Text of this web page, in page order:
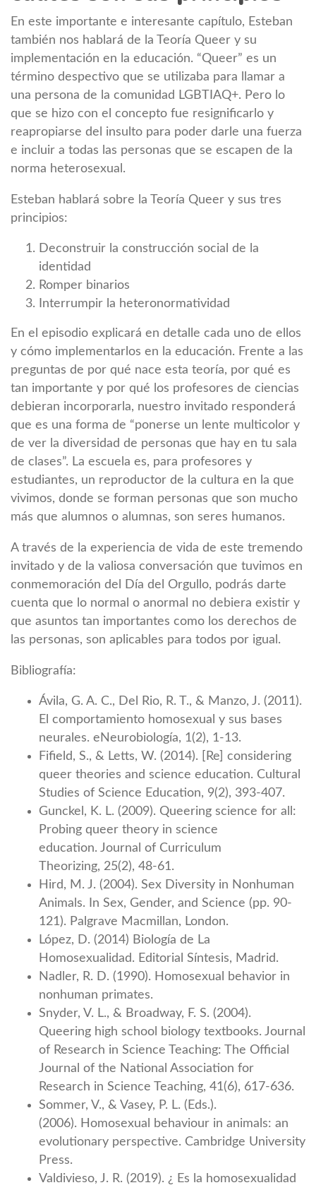
En este importante e interesante capítulo, Esteban
también nos hablará de la Teoría Queer y su
implementación en la educación. “Queer” es un
término despectivo que se utilizaba para llamar a
una persona de la comunidad LGBTIAQ+. Pero lo
que se hizo con el concepto fue resignificarlo y
reapropiarse del insulto para poder darle una fuerza
e incluir a todas las personas que se escapen de la
norma heterosexual.
Esteban hablará sobre la Teoría Queer y sus tres
principios:
Deconstruir la construcción social de la
identidad
Romper binarios
Interrumpir la heteronormatividad
En el episodio explicará en detalle cada uno de ellos
y cómo implementarlos en la educación. Frente a las
preguntas de por qué nace esta teoría, por qué es
tan importante y por qué los profesores de ciencias
debieran incorporarla, nuestro invitado responderá
que es una forma de “ponerse un lente multicolor y
de ver la diversidad de personas que hay en tu sala
de clases”. La escuela es, para profesores y
estudiantes, un reproductor de la cultura en la que
vivimos, donde se forman personas que son mucho
más que alumnos o alumnas, son seres humanos.
A través de la experiencia de vida de este tremendo
invitado y de la valiosa conversación que tuvimos en
conmemoración del Día del Orgullo, podrás darte
cuenta que lo normal o anormal no debiera existir y
que asuntos tan importantes como los derechos de
las personas, son aplicables para todos por igual.
Bibliografía:
Ávila, G. A. C., Del Rio, R. T., & Manzo, J. (2011).
El comportamiento homosexual y sus bases
neurales. eNeurobiología, 1(2), 1-13.
Fifield, S., & Letts, W. (2014). [Re] considering
queer theories and science education. Cultural
Studies of Science Education, 9(2), 393-407.
Gunckel, K. L. (2009). Queering science for all:
Probing queer theory in science
education. Journal of Curriculum
Theorizing, 25(2), 48-61.
Hird, M. J. (2004). Sex Diversity in Nonhuman
Animals. In Sex, Gender, and Science (pp. 90-
121). Palgrave Macmillan, London.
López, D. (2014) Biología de La
Homosexualidad. Editorial Síntesis, Madrid.
Nadler, R. D. (1990). Homosexual behavior in
nonhuman primates.
Snyder, V. L., & Broadway, F. S. (2004).
Queering high school biology textbooks. Journal
of Research in Science Teaching: The Official
Journal of the National Association for
Research in Science Teaching, 41(6), 617-636.
Sommer, V., & Vasey, P. L. (Eds.).
(2006). Homosexual behaviour in animals: an
evolutionary perspective. Cambridge University
Press.
Valdivieso, J. R. (2019). ¿ Es la homosexualidad